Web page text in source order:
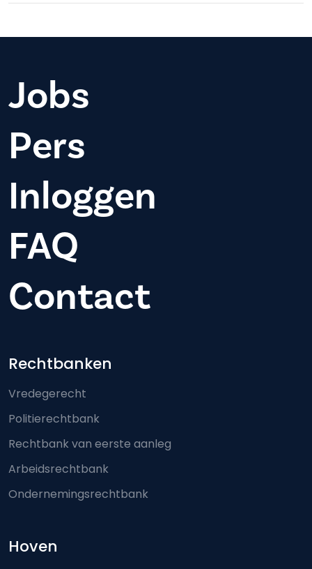
Jobs
Pers
Inloggen
FAQ
Contact
Footer-menu
Rechtbanken
Vredegerecht
Politierechtbank
Rechtbank van eerste aanleg
Arbeidsrechtbank
Ondernemingsrechtbank
Hoven